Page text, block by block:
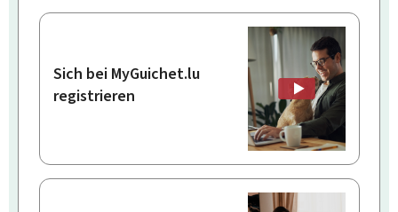
Sich bei MyGuichet.lu
registrieren